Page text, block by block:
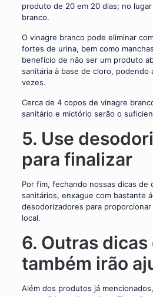
produto de 20 em 20 dias; no
branco.
O vinagre branco pode eliminar
fortes de urina, bem como
benefício de não ser um produto
sanitária à base de cloro, podendo
vezes.
Cerca de 4 copos de vinagre
sanitário e mictório serão o
5. Use
para finalizar
Por fim, fechando nossas dicas de
sanitários, enxague com bastante
desodorizadores para
local.
6. Outras dicas
também irão
Além dos produtos já